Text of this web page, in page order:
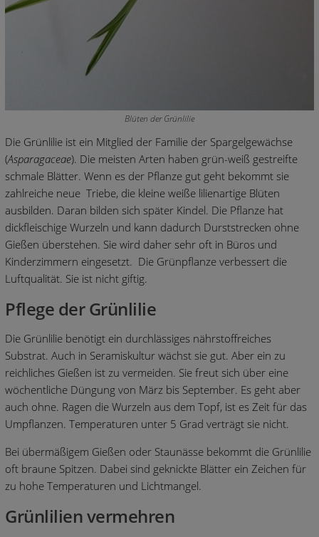
Blüten der Grünlilie
Die Grünlilie ist ein Mitglied der Familie der Spargelgewächse
(Asparagaceae). Die meisten Arten haben grün-weiß gestreifte
schmale Blätter. Wenn es der Pflanze gut geht bekommt sie
zahlreiche neue Triebe, die kleine weiße lilienartige Blüten
ausbilden. Daran bilden sich später Kindel. Die Pflanze hat
dickfleischige Wurzeln und kann dadurch Durststrecken ohne
Gießen überstehen. Sie wird daher sehr oft in Büros und
Kinderzimmern eingesetzt. Die Grünpflanze verbessert die
Luftqualität. Sie ist nicht giftig.
Pflege der Grünlilie
Die Grünlilie benötigt ein durchlässiges nährstoffreiches
Substrat. Auch in Seramiskultur wächst sie gut. Aber ein zu
reichliches Gießen ist zu vermeiden. Sie freut sich über eine
wöchentliche Düngung von März bis September. Es geht aber
auch ohne. Ragen die Wurzeln aus dem Topf, ist es Zeit für das
Umpflanzen. Temperaturen unter 5 Grad verträgt sie nicht.
Bei übermäßigem Gießen oder Staunässe bekommt die Grünlilie
oft braune Spitzen. Dabei sind geknickte Blätter ein Zeichen für
zu hohe Temperaturen und Lichtmangel.
Grünlilien vermehren